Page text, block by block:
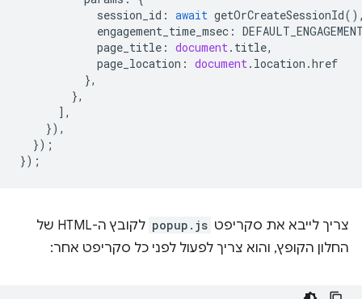
session_id : await getOrCreateSessionId
engagement_time_msec :
page_title : document. title,
page_location : document. location .href
},
},
],
}),
});
});
צריך לייבא את סקריפט popup.js
לקובץ ה-HTML של
החלון הקופץ, והוא צריך לפעול לפני כל סקריפט אחר: